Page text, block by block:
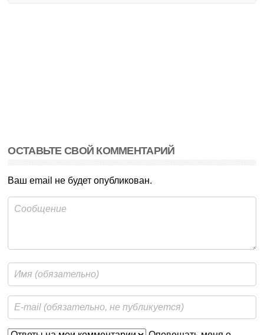
ОСТАВЬТЕ СВОЙ КОММЕНТАРИЙ
Ваш email не будет опубликован.